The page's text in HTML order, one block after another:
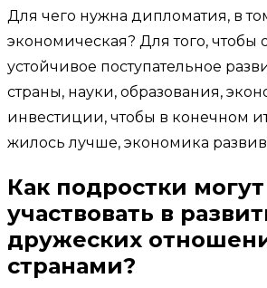
Для чего нужна дипломатия, в
экономическая? Для того, чтобы
устойчивое поступательное
страны, науки, образования,
инвестиции, чтобы в конечном
жилось лучше, экономика
Как подростки могут
участвовать в
дружеских
странами?